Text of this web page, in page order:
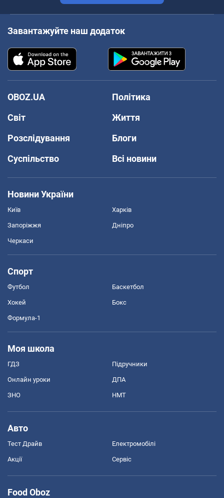
Завантажуйте наш додаток
OBOZ.UA
Політика
Світ
Життя
Розслідування
Блоги
Суспільство
Всі новини
Новини України
Київ Харків
Запоріжжя Дніпро
Черкаси
Спорт
Футбол Баскетбол
Хокей Бокс
Формула-1
Моя школа
ГДЗ Підручники
Онлайн уроки ДПА
ЗНО НМТ
Авто
Тест Драйв Електромобілі
Акції Сервіс
Food Oboz